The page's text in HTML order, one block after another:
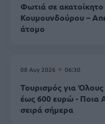
Φωτιά σε ακατοίκητο
Κουμουνδούρου –
άτομο
08 Αυγ 2026 06:30
Τουρισμός για
έως 600 ευρώ - Ποια
σειρά σήμερα